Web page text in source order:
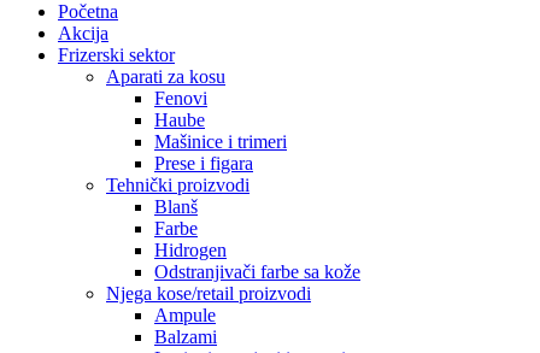
Početna
Akcija
Frizerski sektor
Aparati za kosu
Fenovi
Haube
Mašinice i trimeri
Prese i figara
Tehnički proizvodi
Blanš
Farbe
Hidrogen
Odstranjivači farbe sa kože
Njega kose/retail proizvodi
Ampule
Balzami